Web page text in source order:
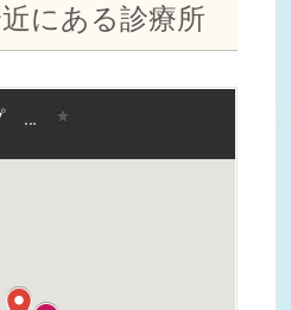
にある診療所